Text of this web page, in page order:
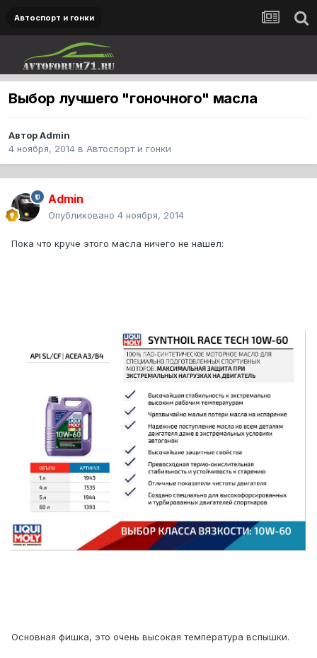
Автоспорт и гонки
Выбор лучшего "гоночного" масла
АвторAdmin
4 ноября, 2014 в Автоспорт и гонки
Admin
Опубликовано 4 ноября, 2014
Пока что круче этого масла ничего не нашёл:
Основная фишка, это очень высокая температура вспышки.